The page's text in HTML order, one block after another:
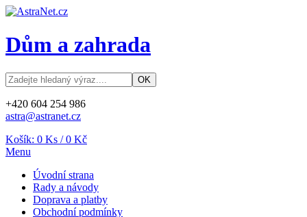
Dům a zahrada
+420 604 254 986
astra@astranet.cz
Košík: 0 Ks /0 Kč
Menu
Úvodní strana
Rady a návody
Doprava a platby
Obchodní podmínky